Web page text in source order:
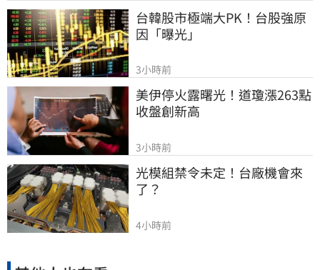
台韓股市極端大PK！台股強原
因「曝光」
3小時前
美伊停火露曙光！道瓊漲263點
收盤創新高
3小時前
光模組禁令未定！台廠機會來
了？
4小時前